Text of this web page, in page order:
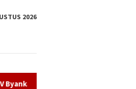
2026
Perbaikan Jalan